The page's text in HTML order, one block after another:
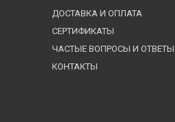
ДОСТАВКА И ОПЛАТА
СЕРТИФИКАТЫ
ЧАСТЫЕ ВОПРОСЫ И ОТВЕТЫ
КОНТАКТЫ